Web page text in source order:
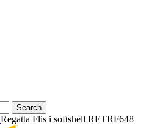
Search
Regatta Flis i softshell RETRF648